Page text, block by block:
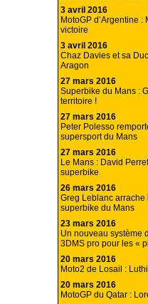
3 avril 2016
MotoGP d’Argentine
victoire
3 avril 2016
Chaz Davies et sa
Aragon
27 mars 2016
Superbike du Mans :
territoire !
27 mars 2016
Peter Polesso
supersport du Mans
27 mars 2016
Le Mans : David
superbike
26 mars 2016
Greg Leblanc
superbike du Mans
23 mars 2016
Un nouveau système
3DMS pro pour les «
20 mars 2016
Moto2 de Losail :
20 mars 2016
MotoGP du Qatar :